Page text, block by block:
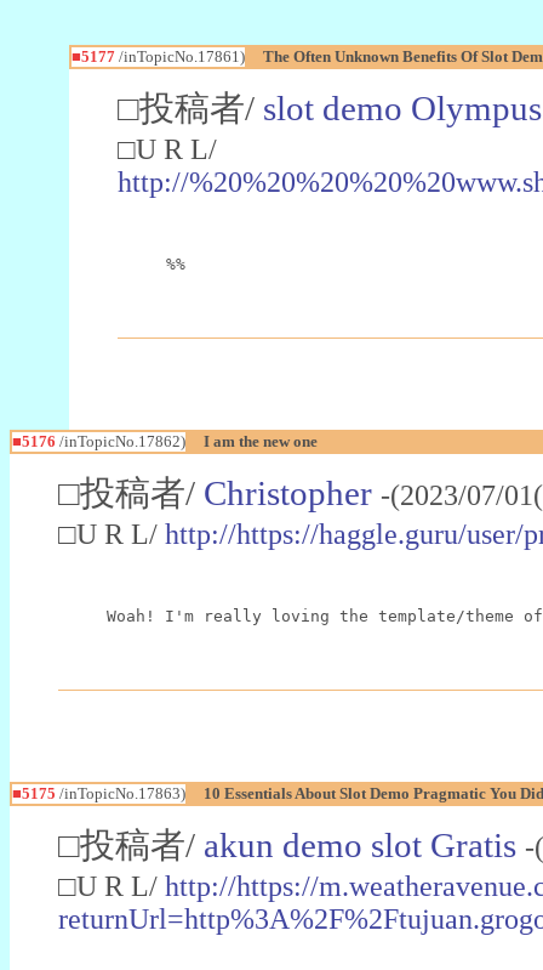
■5177/inTopicNo.17861) The Often Unknown Benefits Of Slot
□投稿者/ slot demo Olympus
□U R L/
http://
%%
■5176 /inTopicNo.17862) I am the new one
□投稿者/ Christopher -(2023/07/
□U R L/ http://https://haggle.guru/user/
Woah! I'm really loving the template/
■5175 /inTopicNo.17863) 10 Essentials About Slot Demo Pragmatic You
□投稿者/ akun demo slot Gratis -
□U R L/ http://https://